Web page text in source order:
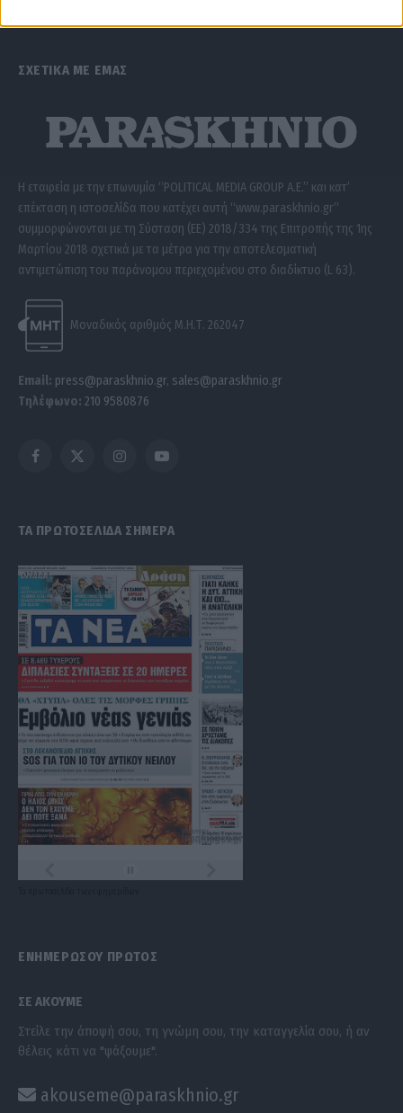
ΣΧΕΤΙΚΑ ΜΕ ΕΜΑΣ
Η εταιρεία με την επωνυμία “POLITICAL MEDIA GROUP A.E.” και κατ’
επέκταση η ιστοσελίδα που κατέχει αυτή “www.paraskhnio.gr”
συμμορφώνονται με τη Σύσταση (ΕΕ) 2018/334 της Επιτροπής της 1ης
Μαρτίου 2018 σχετικά με τα μέτρα για την αποτελεσματική
αντιμετώπιση του παράνομου περιεχομένου στο διαδίκτυο (L 63).
Μοναδικός αριθμός Μ.Η.Τ. 262047
Email: press@paraskhnio.gr, sales@paraskhnio.gr
Τηλέφωνο: 210 9580876
Facebook
X
InstagramYouTube
ΤΑ ΠΡΩΤΟΣΕΛΙΔΑ ΣΗΜΕΡΑ
ΕΝΗΜΕΡΩΣΟΥ ΠΡΩΤΟΣ
ΣΕ ΑΚΟΥΜΕ
Στείλε την άποψή σου, τη γνώμη σου, την καταγγελία σου, ή αν
θέλεις κάτι να "ψάξουμε".
akouseme@paraskhnio.gr